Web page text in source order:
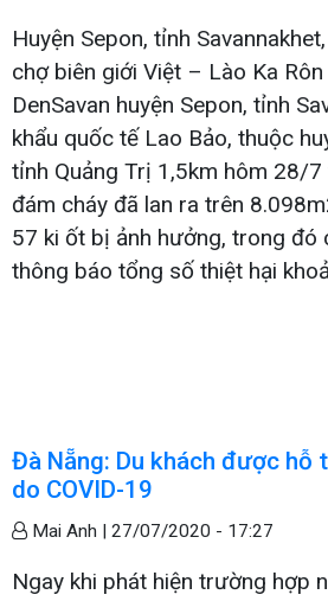
Huyện Sepon, tỉnh
chợ biên giới Việt – Lào Ka
DenSavan huyện Sepon, tỉnh
khẩu quốc tế Lao Bảo, thuộc
tỉnh Quảng Trị 1,5km hôm 28/
đám cháy đã lan ra trên
57 ki ốt bị ảnh hưởng, trong đó
thông báo tổng số thiệt hại
Đà Nẵng: Du khách được hỗ
do COVID-19
Mai Anh | 27/07/2020 - 17:27
Ngay khi phát hiện trường hợp